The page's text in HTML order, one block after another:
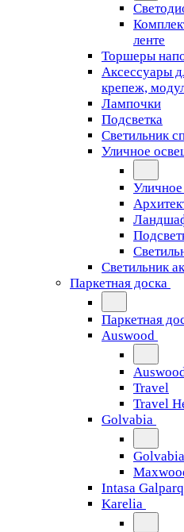
ленте
Торшеры
Аксессуары
крепеж,
Лампочки
Подсветка
Светильник
Уличное
Светильник
Паркетная доска
Паркетная
Auswood
Travel
Travel
Golvabia
Golvabia
Intasa
Karelia